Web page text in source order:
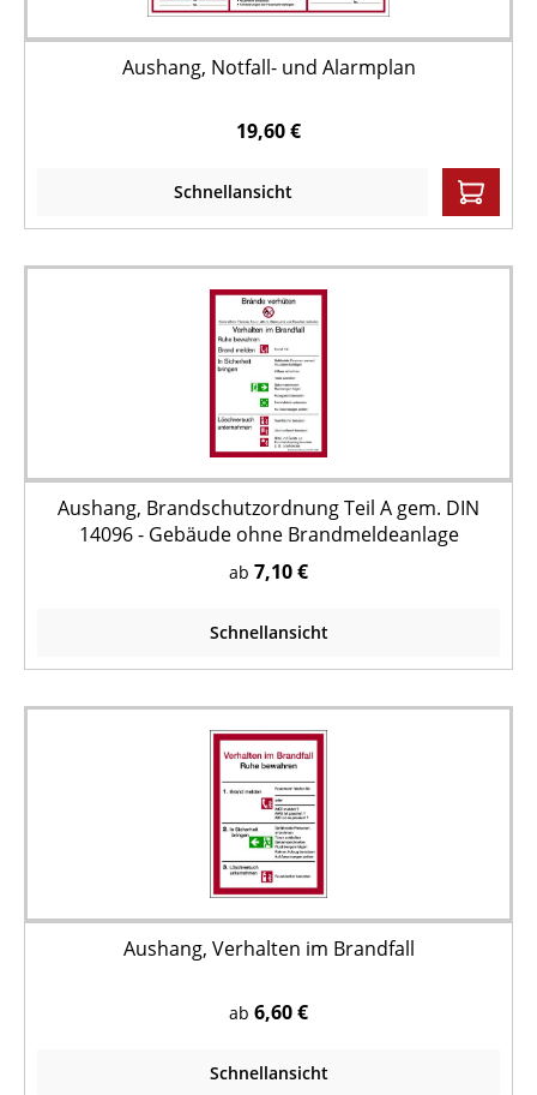
Aushang, Notfall- und Alarmplan
19,60 €
Schnellansicht
Aushang, Brandschutzordnung Teil A gem. DIN
14096 - Gebäude ohne Brandmeldeanlage
ab 7,10 €
Schnellansicht
Aushang, Verhalten im Brandfall
ab 6,60 €
Schnellansicht